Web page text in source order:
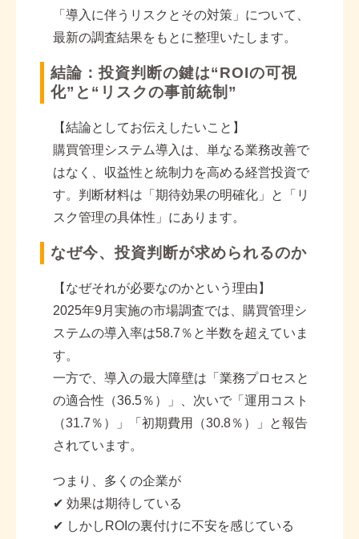
「導入に伴うリスクとその対策」について、
最新の調査結果をもとに整理いたします。
結論：投資判断の鍵は“ROIの可視
化”と“リスクの事前統制”
【結論としてお伝えしたいこと】
購買管理システム導入は、単なる業務改善で
はなく、収益性と統制力を高める経営投資で
す。判断材料は「期待効果の明確化」と「リ
スク管理の具体性」にあります。
なぜ今、投資判断が求められるのか
【なぜそれが必要なのかという理由】
2025年9月実施の市場調査では、購買管理シ
ステムの導入率は58.7 ％と半数を超えていま
す。
一方で、導入の最大障壁は「業務プロセスと
の適合性（36.5％）」、次いで「運用コスト
（31.7 ％）」「初期費用（30.8％）」と報告
されています。
つまり、多くの企業が
✔ 効果は期待している
✔ しかし ROI の裏付けに不安を感じている